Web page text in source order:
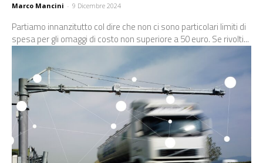
Marco Mancini - 9 Dicembre 2024
Partiamo innanzitutto col dire che non ci sono particolari limiti di
spesa per gli omaggi di costo non superiore a 50 euro. Se rivolti...